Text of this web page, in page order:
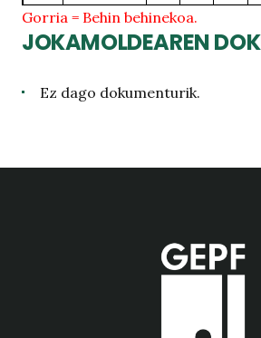
Gorria = Behin behinekoa.
JOKAMOLDEAREN
Ez dago dokumenturik.